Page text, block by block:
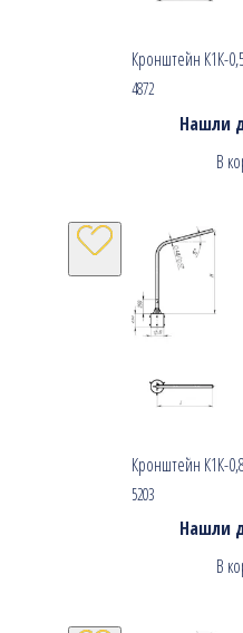
Кронштейн К1К-
4872
Нашли
В
Кронштейн К1К-
5203
Нашли
В